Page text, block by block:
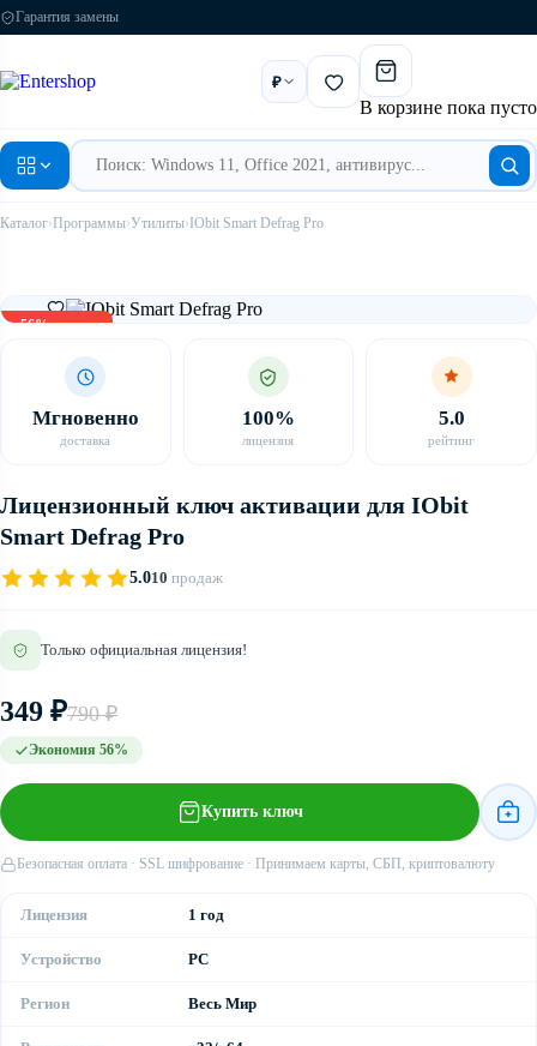
Гарантия замены
₽
В корзине пока пусто
Каталог›Программы›Утилиты› IObit Smart Defrag Pro
-56% скидка
Мгновенно
доставка
100%
лицензия
5.0
рейтинг
Лицензионный ключ активации для IObit
Smart Defrag Pro
5.010 продаж
Только официальная лицензия!
349 ₽790 ₽
Экономия 56%
Купить ключ
Безопасная оплата · SSL шифрование · Принимаем карты, СБП, криптовалюту
Лицензия 1 год
Устройство PC
Регион Весь Мир